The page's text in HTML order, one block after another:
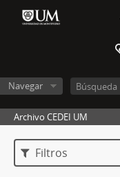
Navegar
Archivo CEDEI UM
Filtros